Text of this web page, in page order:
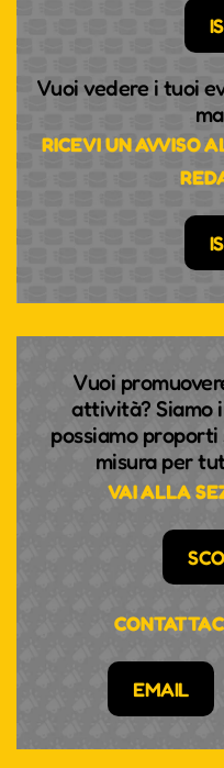
Vuoi vedere i tuoi
RICEVI UN AVVISO
Vuoi
attività? Siamo
possiamo
misura per
VAI ALLA
EMAIL